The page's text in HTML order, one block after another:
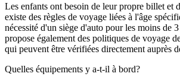
Les enfants ont besoin de leur propre billet et
existe des règles de voyage liées à l'âge
nécessité d'un siège d'auto pour les moins de
propose également des politiques de voyage
qui peuvent être vérifiées directement auprès
Quelles équipements y a-t-il à bord?